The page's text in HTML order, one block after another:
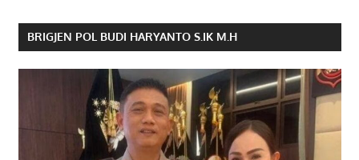
BRIGJEN POL BUDI HARYANTO S.IK M.H